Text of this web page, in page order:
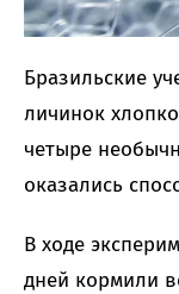
Бразильские
личинок
четыре
оказались
В ходе
дней кормили